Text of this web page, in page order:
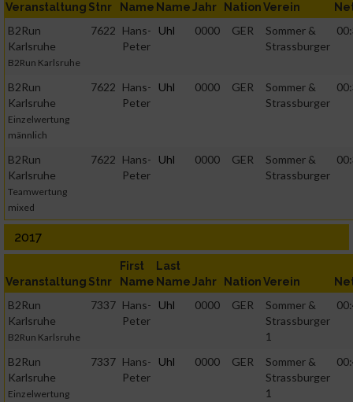
Veranstaltung Stnr
Name NameJahr NationVerein
B2Run
Karlsruhe
B2Run Karlsruhe
7622 Hans-
Peter
Uhl 0000 GER
Sommer &
Strassburger
B2Run
Karlsruhe
Einzelwertung
männlich
7622 Hans-
Peter
Uhl 0000 GER
Sommer &
Strassburger
B2Run
Karlsruhe
Teamwertung
mixed
7622 Hans-
Peter
Uhl 0000 GER
Sommer &
Strassburger
2017
Veranstaltung Stnr
First
Name
Last
NameJahr NationVerein
B2Run
Karlsruhe
B2Run Karlsruhe
7337 Hans-
Peter
Uhl 0000 GER
Sommer &
Strassburger
1
B2Run
Karlsruhe
Einzelwertung
7337 Hans-
Peter
Uhl 0000 GER
Sommer &
Strassburger
1